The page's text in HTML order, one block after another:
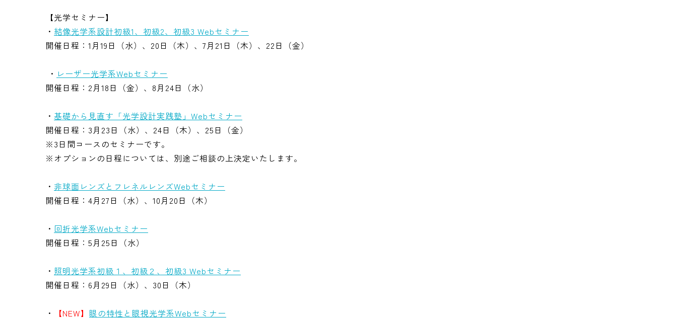
【光学セミナー】
・ 結像光学系設計初級1、初級2、初級3 Webセミナー
開催日程：1月19日（水）、20日（木）、7月21日（木）、22日（金）
・ レーザー光学系Webセミナー
開催日程：2月18日（金）、8月24日（水）
・ 基礎から見直す「光学設計実践塾」Webセミナー
開催日程：3月23日（水）、24日（木）、25日（金）
※3日間コースのセミナーです。
※オプションの日程については、別途ご相談の上決定いたします。
・ 非球面レンズとフレネルレンズWebセミナー
開催日程：4月27日（水）、10月20日（木）
・ 回折光学系Webセミナー
開催日程：5月25日（水）
・ 照明光学系初級１、初級２、初級3 Webセミナー
開催日程：6月29日（水）、30日（木）
・ 【NEW】 眼の特性と眼視光学系Webセミナー